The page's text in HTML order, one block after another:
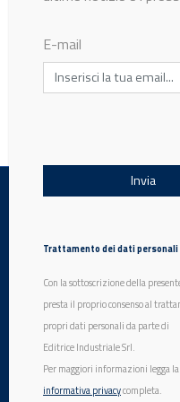
un aiuto
La ricerca
coordinata
Firenze e
Testata
Se vuoi
Scarica il
Editrice
E-mail
Trattamento dei dati personali
Con la sottoscrizione della
presta il proprio consenso al
propri dati personali da parte di
Editrice Industriale Srl.
Per maggiori informazioni legga
informativa privacycompleta.